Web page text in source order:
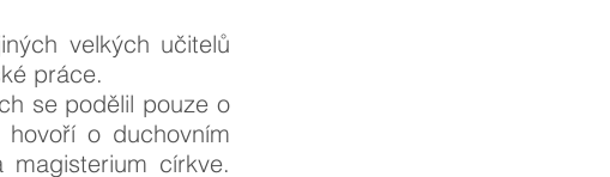
velkých učitelů
práce.
se podělil pouze o
o duchovním
církve.